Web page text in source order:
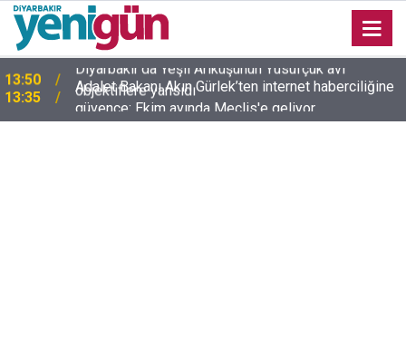
13:35
Adalet Bakanı Akın Gürlek’ten internet haberciliğine
güvence: Ekim ayında Meclis'e geliyor